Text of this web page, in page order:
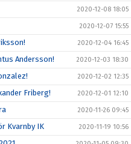
2020-12-08 18:05
2020-12-07 15:55
2020-12-04 16:45
Andersson! 2020-12-03 18:30
2020-12-02 12:35
Friberg! 2020-12-01 12:10
2020-11-26 09:45
Kvarnby IK 2020-11-19 10:56